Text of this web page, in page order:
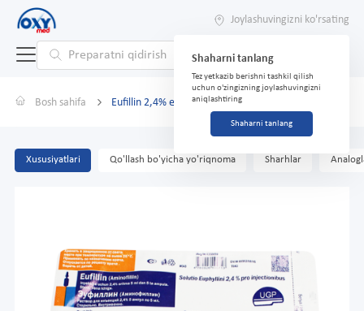
Joylashuvingizni ko'rsating
Shaharni tanlang
Tez yetkazib berishni tashkil qilish
uchun o'zingizning joylashuvingizni
aniqlashtiring
Shaharni tanlang
Bosh sahifa Eufillin 2,4% eritma 5ml №5 in'ektsiya uchun eritma
Xususiyatlari Qo'llash bo'yicha yo'riqnoma Sharhlar